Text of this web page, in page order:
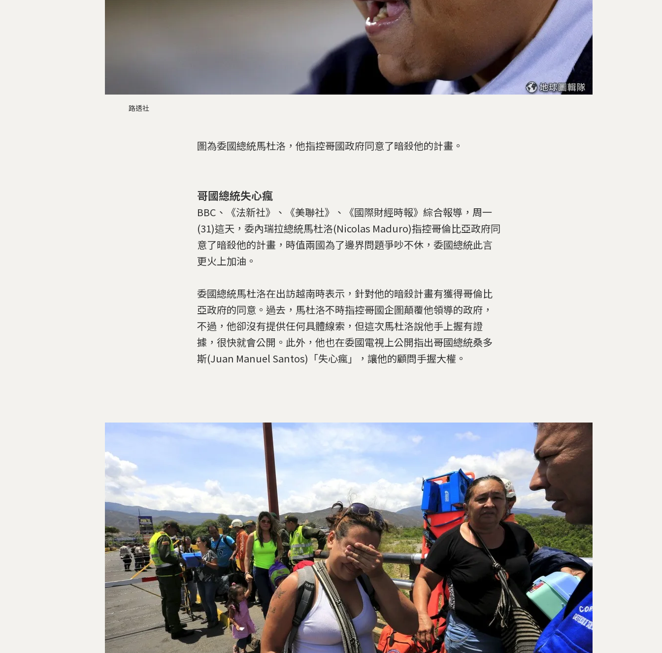
路透社
圖為委國總統馬杜洛，他指控哥國政府同意了暗殺他的計畫。
哥國總統失心瘋
BBC、《法新社》、《美聯社》、《國際財經時報》綜合報導，周一
(31)這天，委內瑞拉總統馬杜洛(Nicolas Maduro)指控哥倫比亞政府同
意了暗殺他的計畫，時值兩國為了邊界問題爭吵不休，委國總統此言
更火上加油。
委國總統馬杜洛在出訪越南時表示，針對他的暗殺計畫有獲得哥倫比
亞政府的同意。過去，馬杜洛不時指控哥國企圖顛覆他領導的政府，
不過，他卻沒有提供任何具體線索，但這次馬杜洛說他手上握有證
據，很快就會公開。此外，他也在委國電視上公開指出哥國總統桑多
斯(Juan Manuel Santos)「失心瘋」，讓他的顧問手握大權。